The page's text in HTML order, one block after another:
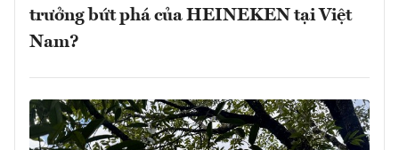
trưởng bứt phá của HEINEKEN tại Việt
Nam?